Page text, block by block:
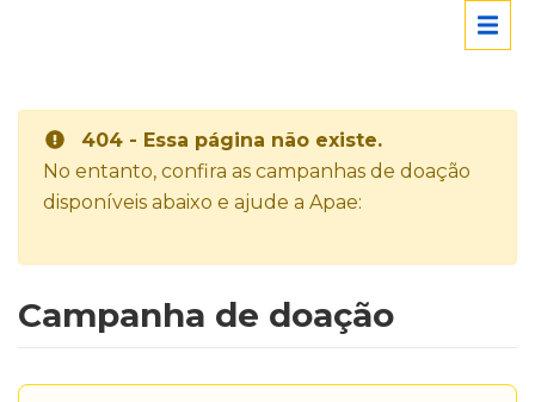
404 - Essa página não existe.
No entanto, confira as campanhas de doação
disponíveis abaixo e ajude a Apae:
Campanha de doação